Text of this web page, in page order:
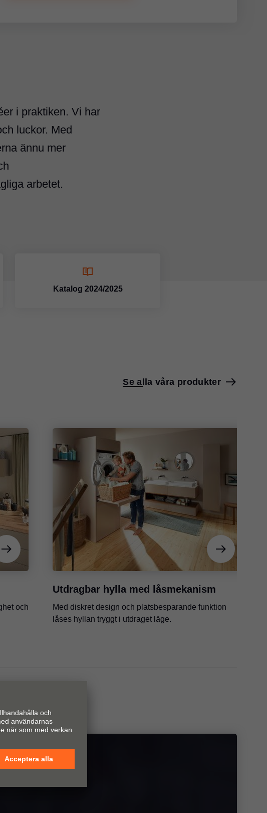
i praktiken. Vi har
luckor. Med
ännu mer
arbetet.
Katalog 2024/2025
Se alla våra produkter
och
Utdragbar hylla med låsmekanism
Med diskret design och platsbesparande funktion
låses hyllan tryggt i utdraget läge.